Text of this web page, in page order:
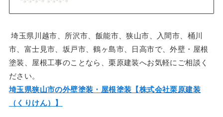
埼玉県川越市、所沢市、飯能市、狭山市、入間市、桶川
市、富士見市、坂戸市、鶴ヶ島市、日高市で、外壁・屋根
塗装、屋根工事のことなら、栗原建装へお気軽にご相談く
ださい。
埼玉県狭山市の外壁塗装・屋根塗装【株式会社栗原建装
（くりけん）】